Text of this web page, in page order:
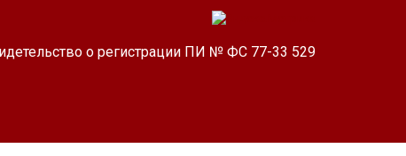
о регистрации ПИ № ФС 77-33 529